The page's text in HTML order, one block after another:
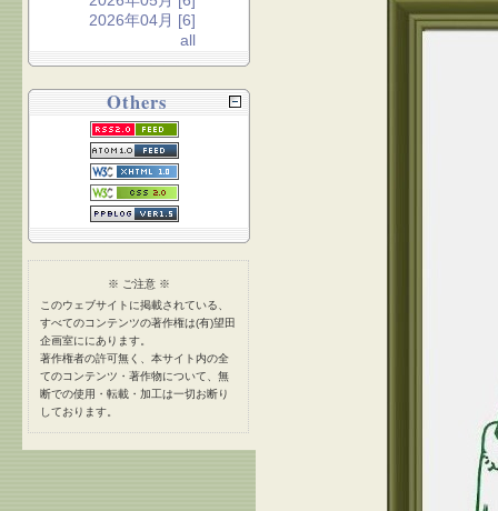
2026年04月 [6]
all
Others
※ ご注意 ※
このウェブサイトに掲載されている、
すべてのコンテンツの著作権は(有)望田
企画室ににあります。
著作権者の許可無く、本サイト内の全
てのコンテンツ・著作物について、無
断での使用・転載・加工は一切お断り
しております。